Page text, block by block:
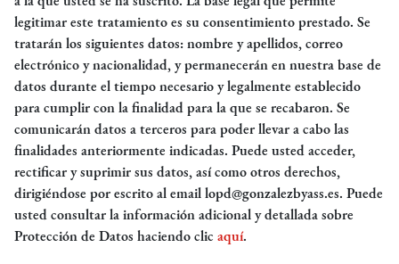
legitimar este tratamiento es su consentimiento prestado. Se
tratarán los siguientes datos: nombre y apellidos, correo
electrónico y nacionalidad, y permanecerán en nuestra base de
datos durante el tiempo necesario y legalmente establecido
para cumplir con la finalidad para la que se recabaron. Se
comunicarán datos a terceros para poder llevar a cabo las
finalidades anteriormente indicadas. Puede usted acceder,
rectificar y suprimir sus datos, así como otros derechos,
dirigiéndose por escrito al email lopd@gonzalezbyass.es. Puede
usted consultar la información adicional y detallada sobre
Protección de Datos haciendo clic aquí.